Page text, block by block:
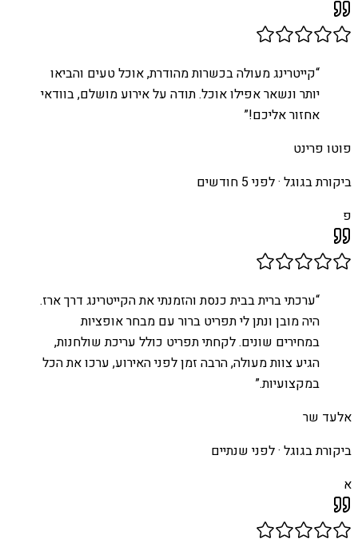
“קייטרינג מעולה בכשרות מהודרת, אוכל טעים והביאו
יותר ונשאר אפילו אוכל. תודה על אירוע מושלם, בוודאי
אחזור אליכם!”
פוטו פרינט
ביקורת בגוגל ·לפני 5 חודשים
פ
“ערכתי ברית בבית כנסת והזמנתי את הקייטרינג דרך ארז.
היה מובן ונתן לי תפריט ברור עם מבחר אופציות
במחירים שונים. לקחתי תפריט כולל עריכת שולחנות,
הגיע צוות מעולה, הרבה זמן לפני האירוע, ערכו את הכל
במקצועיות.”
אלעד שר
ביקורת בגוגל ·לפני שנתיים
א